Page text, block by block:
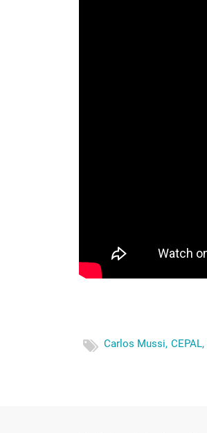
Carlos Mussi, CEPAL,